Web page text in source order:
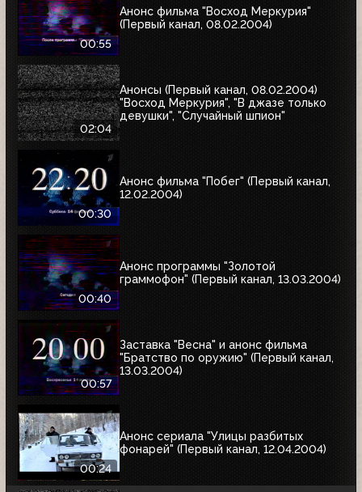
00:55
Анонс фильма "Восход Меркурия"
(Первый канал, 08.02.2004)
02:04
Анонсы (Первый канал, 08.02.2004)
"Восход Меркурия", "В джазе только
девушки", "Случайный шпион"
00:30
Анонс фильма "Побег" (Первый канал,
12.02.2004)
00:40
Анонс программы "Золотой
граммофон" (Первый канал, 13.03.2004)
00:57
Заставка "Весна" и анонс фильма
"Братство по оружию" (Первый канал,
13.03.2004)
00:24
Анонс сериала "Улицы разбитых
фонарей" (Первый канал, 12.04.2004)